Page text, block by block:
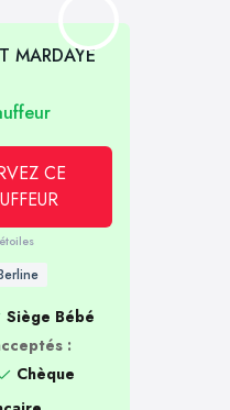
MARDAYE
CE
Siège Bébé
:
Chèque